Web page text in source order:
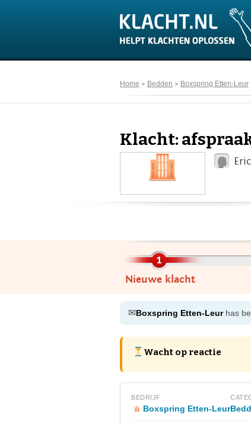
Home Bedden Boxspring Etten-Leur
Klacht:
Nieuwe klacht
✉Boxspring Etten-Leurhas
Wacht op reactie
BEDRIJF
Boxspring Etten-Leur